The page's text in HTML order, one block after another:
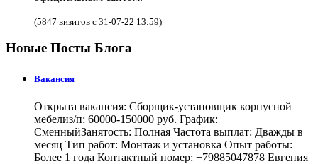
(5847 визитов с 31-07-22 13:59)
Новые Посты Блога
Вакансия
Открыта вакансия: Сборщик-установщик корпусной
мебелиз/п: 60000-150000 руб. График:
СменныйЗанятость: Полная Частота выплат: Дважды в
месяц Тип работ: Монтаж и установка Опыт работы:
Более 1 года Контактный номер: +79885047878 Евгения